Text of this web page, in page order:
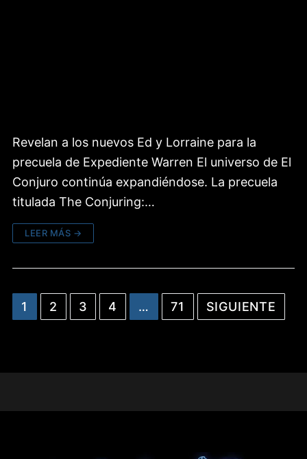
Revelan a los nuevos Ed y Lorraine para la
precuela de Expediente Warren El universo de El
Conjuro continúa expandiéndose. La precuela
titulada The Conjuring:…
LEER MÁS →
PAGINACIÓN
1 2 3 4 … 71 SIGUIENTE